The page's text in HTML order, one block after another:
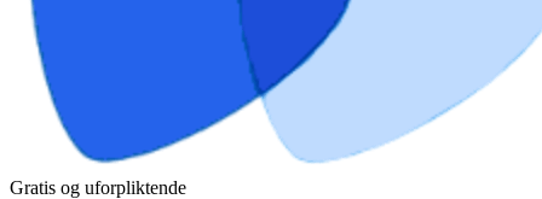
Gratis og uforpliktende